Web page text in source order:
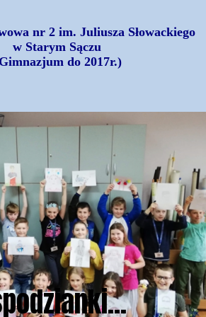
nr 2 im. Juliusza Słowackiego
w Starym Sączu
do 2017r.)